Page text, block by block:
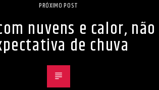
PRÓXIMO POST
nuvens e calor,
de chuva